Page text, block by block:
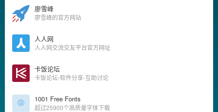
廖雪峰
廖雪峰的官方网站
人人网
人人网交流交友平台官方网址
卡饭论坛
卡饭论坛-软件分享-互助讨论
1001 Free Fonts
超过25900个高质量字体下载